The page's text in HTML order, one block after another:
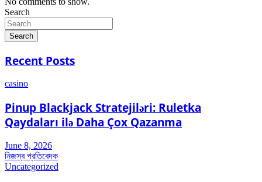
Search
Search
Recent Posts
casino
Pinup Blackjack Stratejiləri: Ruletka
Qaydaları ilə Daha Çox Qazanma
June 8, 2026
নিজস্ব প্রতিবেদক
Uncategorized